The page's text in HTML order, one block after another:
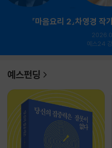
『마음요리 2』차영경
예스24
예스펀딩